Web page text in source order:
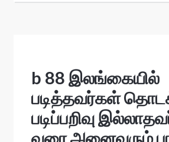
s
b 88 இலங்கையில்
படித்தவர்கள்
படிப்பறிவு
வரை அனைவரும்